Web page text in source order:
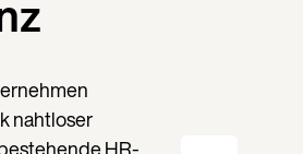
nahtloser
HR-